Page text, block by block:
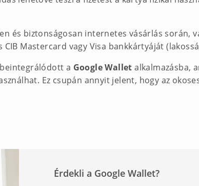
és biztonságosan internetes vásárlás
Mastercard vagy Visa bankkártyáját
a Google Wallet alkalmazásba,
Ez csupán annyit jelent, hogy az
Érdekli a Google Wallet?